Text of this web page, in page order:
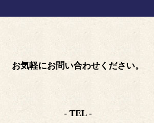
お気軽にお問い合わせください。
- TEL -